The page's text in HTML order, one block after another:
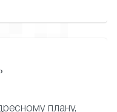
плану,